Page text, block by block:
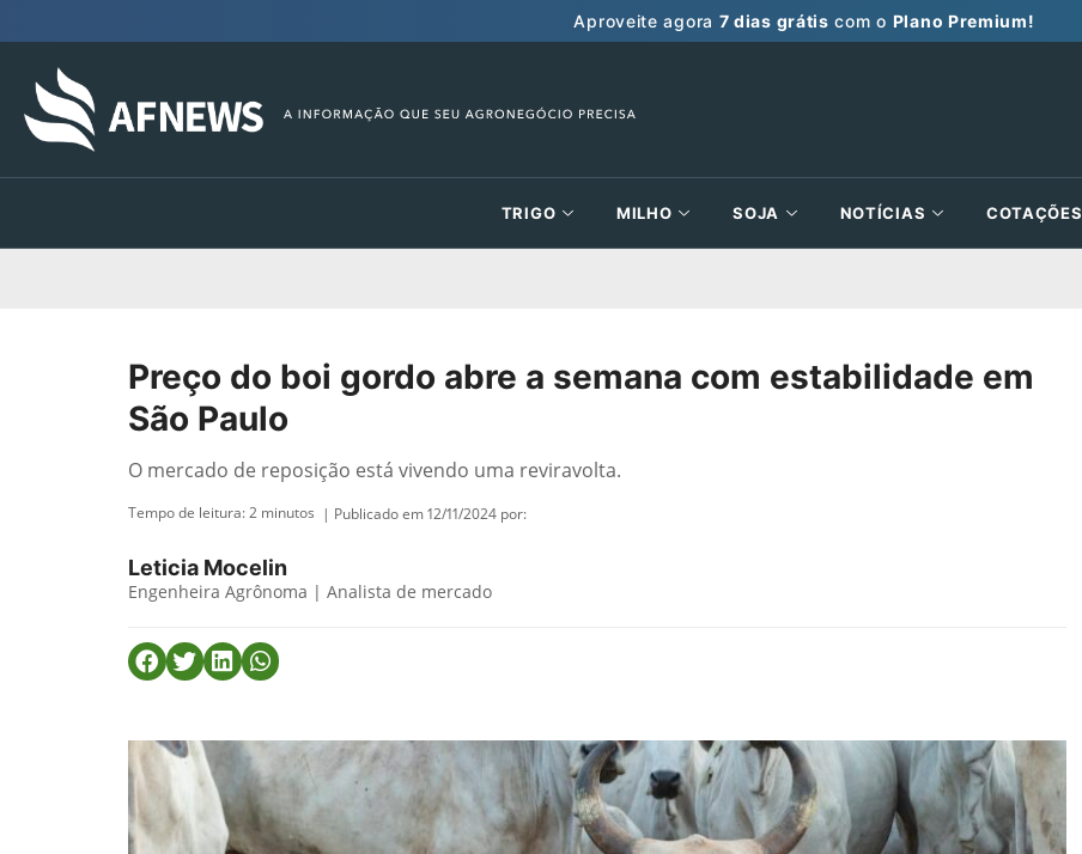
Aproveite agora 7 dias grátis com o Plano Premium!
TRIGO MILHO SOJA NOTÍCIAS COTAÇÕES
Preço do boi gordo abre a semana com estabilidade em
São Paulo
O mercado de reposição está vivendo uma reviravolta.
Tempo de leitura:2 minutos | Publicado em 12/11/2024 por:
Leticia Mocelin
Engenheira Agrônoma | Analista de mercado